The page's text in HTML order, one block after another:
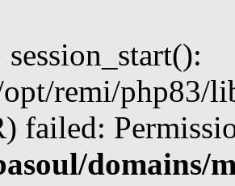
session_start():
remi/php83/
failed:
domains/